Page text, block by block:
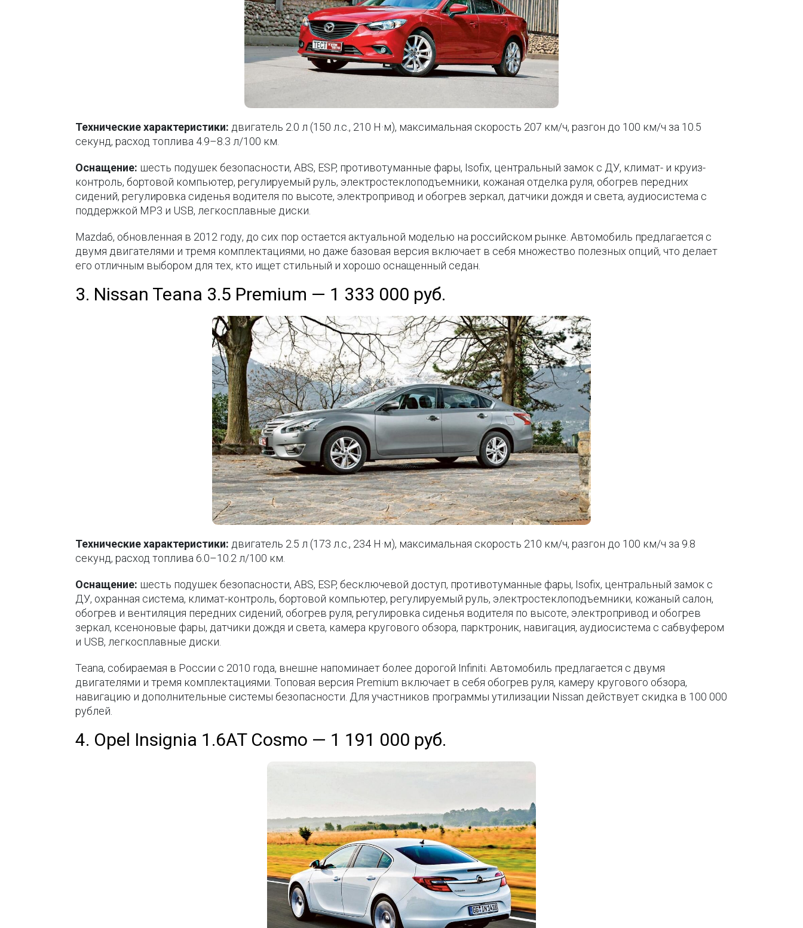
Технические характеристики: двигатель 2.0 л (150 л.с., 210 Н·м), максимальная скорость 207 км/ч, разгон до 100 км/ч за 10.5
секунд, расход топлива 4.9–8.3 л/100 км.
Оснащение: шесть подушек безопасности, ABS, ESP, противотуманные фары, Isofix, центральный замок с ДУ, климат- и круиз-
контроль, бортовой компьютер, регулируемый руль, электростеклоподъемники, кожаная отделка руля, обогрев передних
сидений, регулировка сиденья водителя по высоте, электропривод и обогрев зеркал, датчики дождя и света, аудиосистема с
поддержкой MP3 и USB, легкосплавные диски.
Mazda6, обновленная в 2012 году, до сих пор остается актуальной моделью на российском рынке. Автомобиль предлагается с
двумя двигателями и тремя комплектациями, но даже базовая версия включает в себя множество полезных опций, что делает
его отличным выбором для тех, кто ищет стильный и хорошо оснащенный седан.
3. Nissan Teana 3.5 Premium — 1 333 000 руб.
Технические характеристики: двигатель 2.5 л (173 л.с., 234 Н·м), максимальная скорость 210 км/ч, разгон до 100 км/ч за 9.8
секунд, расход топлива 6.0–10.2 л/100 км.
Оснащение: шесть подушек безопасности, ABS, ESP, бесключевой доступ, противотуманные фары, Isofix, центральный замок с
ДУ, охранная система, климат-контроль, бортовой компьютер, регулируемый руль, электростеклоподъемники, кожаный салон,
обогрев и вентиляция передних сидений, обогрев руля, регулировка сиденья водителя по высоте, электропривод и обогрев
зеркал, ксеноновые фары, датчики дождя и света, камера кругового обзора, парктроник, навигация, аудиосистема с сабвуфером
и USB, легкосплавные диски.
Teana, собираемая в России с 2010 года, внешне напоминает более дорогой Infiniti. Автомобиль предлагается с двумя
двигателями и тремя комплектациями. Топовая версия Premium включает в себя обогрев руля, камеру кругового обзора,
навигацию и дополнительные системы безопасности. Для участников программы утилизации Nissan действует скидка в 100 000
рублей.
4. Opel Insignia 1.6AT Cosmo — 1 191 000 руб.